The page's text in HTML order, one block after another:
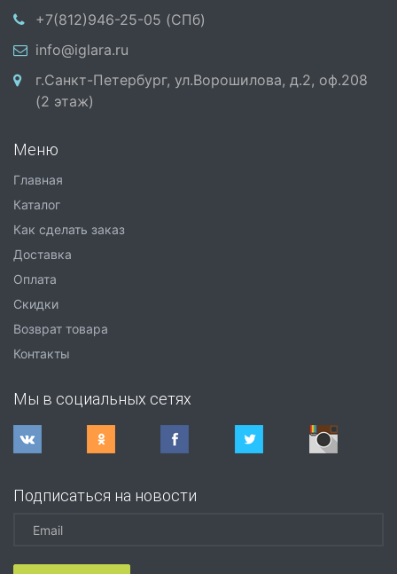
+7(812)946-25-05 (СПб)
info@iglara.ru
г.Санкт-Петербург, ул.Ворошилова, д.2, оф.208
(2 этаж)
Меню
Главная
Каталог
Как сделать заказ
Доставка
Оплата
Скидки
Возврат товара
Контакты
Мы в социальных сетях
Подписаться на новости